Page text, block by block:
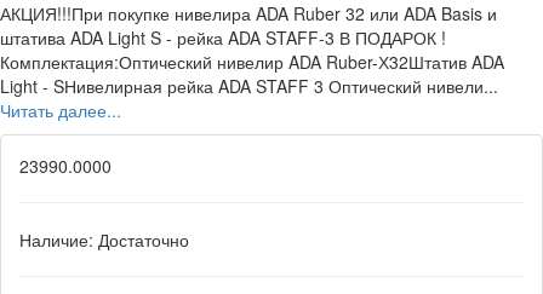
АКЦИЯ!!!При покупке нивелира ADA Ruber 32 или ADA Basis и
штатива ADA Light S - рейка ADA STAFF-3 В ПОДАРОК !
Комплектация:Оптический нивелир ADA Ruber-Х32Штатив ADA
Light - SНивелирная рейка ADA STAFF 3 Оптический нивели...
Читать далее...
23990.0000
Наличие: Достаточно